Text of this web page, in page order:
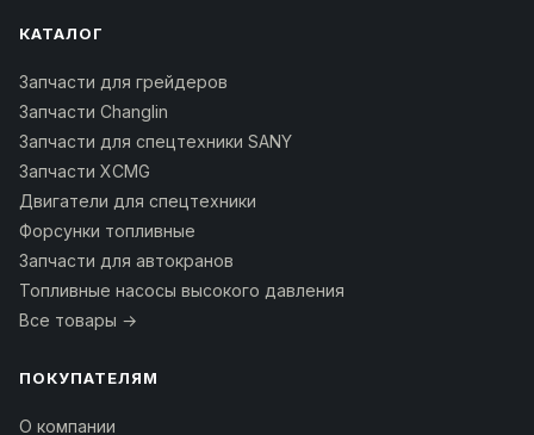
КАТАЛОГ
Запчасти для грейдеров
Запчасти Changlin
Запчасти для спецтехники SANY
Запчасти XCMG
Двигатели для спецтехники
Форсунки топливные
Запчасти для автокранов
Топливные насосы высокого давления
Все товары →
ПОКУПАТЕЛЯМ
О компании